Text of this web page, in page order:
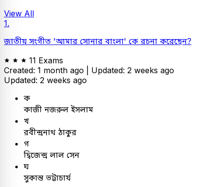
View All
1.
জাতীয় সংগীত 'আমার সোনার বাংলা' কে রচনা করেছেন?
11 Exams
Created: 1 month ago | Updated: 2 weeks ago
Updated: 2 weeks ago
ক
কাজী নজরুল ইসলাম
খ
রবীন্দ্রনাথ ঠাকুর
গ
দ্বিজেন্দ্র লাল সেন
ঘ
সুকান্ত ভট্টাচার্য